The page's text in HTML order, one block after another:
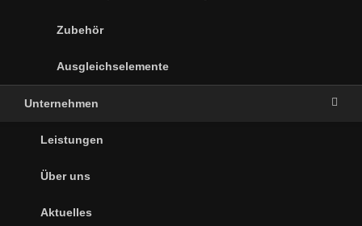
Zubehör
Ausgleichselemente
Unternehmen
Leistungen
Über uns
Aktuelles